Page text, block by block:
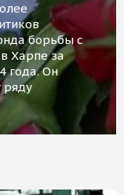
борьбы с
Харпе за
года. Он
ряду